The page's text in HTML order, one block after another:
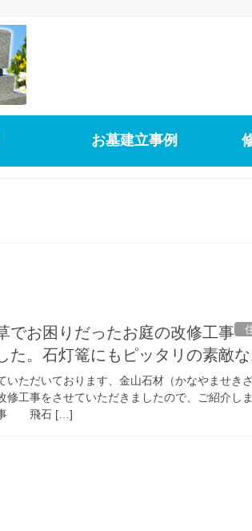
お墓建立事例
でお困りだったお庭の改修工事
た。石灯篭にもピッタリの素敵
いただいております、金山石材（かなやませき
修工事をさせていただきましたので、ご紹介し
事 飛石 […]